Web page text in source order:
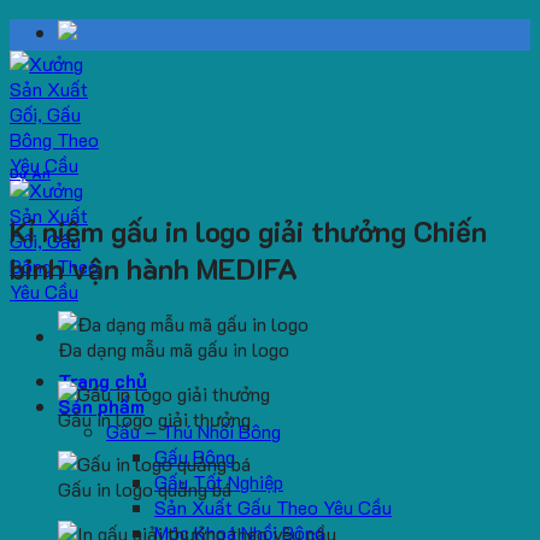
Skip
to
content
Trang chủ
Sản phẩm
Gấu – Thú Nhồi Bông
Gấu Bông
Gấu Tốt Nghiệp
Sản Xuất Gấu Theo Yêu Cầu
Móc Khoá Nhồi Bông
Dự Án
Kỉ niệm gấu in logo giải thưởng Chiến
binh vận hành MEDIFA
Đa dạng mẫu mã gấu in logo
Gấu in logo giải thưởng
Gấu in logo quảng bá